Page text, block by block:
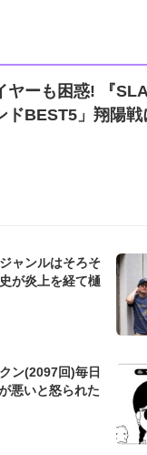
ヤーも困惑! 『
ドBEST5」翔陽
ャンルはそろそ
が炎上を経て樋
ン(2097回)毎日
悪いと怒られた